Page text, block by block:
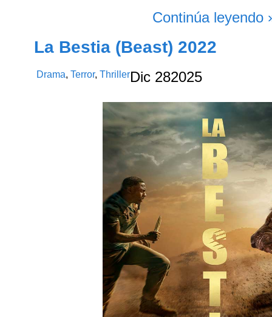
Continúa leyendo
La Bestia (Beast) 2022
Drama,Terror,Thriller Dic 282025